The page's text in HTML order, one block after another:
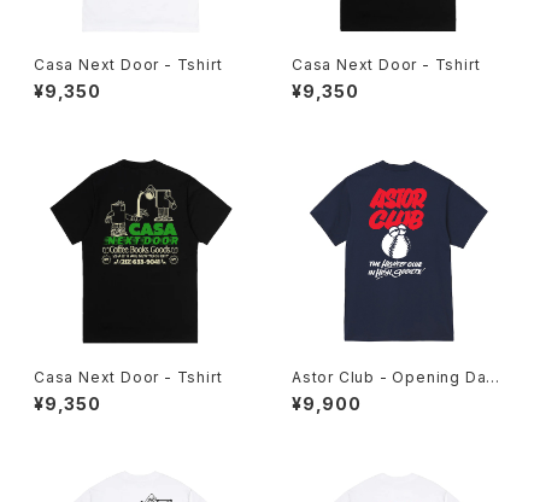
Casa Next Door - Tshirt
¥9,350
Casa Next Door - Tshirt
¥9,350
Casa Next Door - Tshirt
¥9,350
Astor Club - Opening Day
Tee
¥9,900